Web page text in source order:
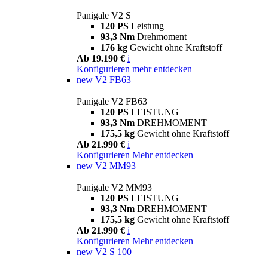
Panigale V2 S
120 PS Leistung
93,3 Nm Drehmoment
176 kg Gewicht ohne Kraftstoff
Ab 19.190 € i
Konfigurieren mehr entdecken
new V2 FB63
Panigale V2 FB63
120 PS LEISTUNG
93,3 Nm DREHMOMENT
175,5 kg Gewicht ohne Kraftstoff
Ab 21.990 € i
Konfigurieren Mehr entdecken
new V2 MM93
Panigale V2 MM93
120 PS LEISTUNG
93,3 Nm DREHMOMENT
175,5 kg Gewicht ohne Kraftstoff
Ab 21.990 € i
Konfigurieren Mehr entdecken
new V2 S 100